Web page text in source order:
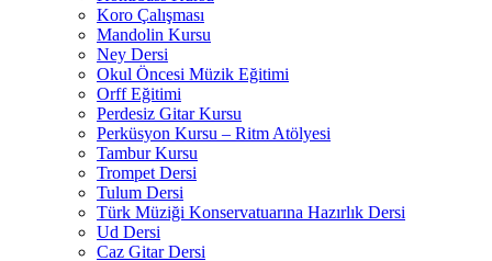
Koro Çalışması
Mandolin Kursu
Ney Dersi
Okul Öncesi Müzik Eğitimi
Orff Eğitimi
Perdesiz Gitar Kursu
Perküsyon Kursu – Ritm Atölyesi
Tambur Kursu
Trompet Dersi
Tulum Dersi
Türk Müziği Konservatuarına Hazırlık Dersi
Ud Dersi
Caz Gitar Dersi